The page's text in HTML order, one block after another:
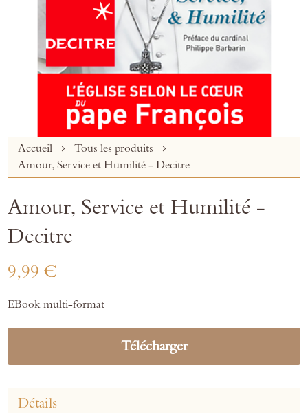
Accueil
Tous les produits
Amour, Service et Humilité - Decitre
Skip
the
of
images
Amour, Service et Humilité -
Decitre
9,99 €
EBook multi-format
Télécharger
Détails